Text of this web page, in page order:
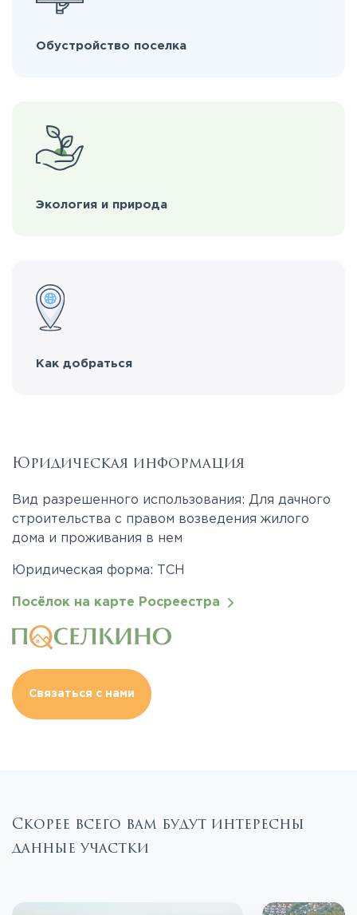
Обустройство поселка
Экология и природа
Как добраться
Юридическая информация
Вид разрешенного использования: Для дачного
строительства с правом возведения жилого
дома и проживания в нем
Юридическая форма: ТСН
Посёлок на карте Росреестра
Связаться с нами
Скорее всего вам будут интересны
данные участки